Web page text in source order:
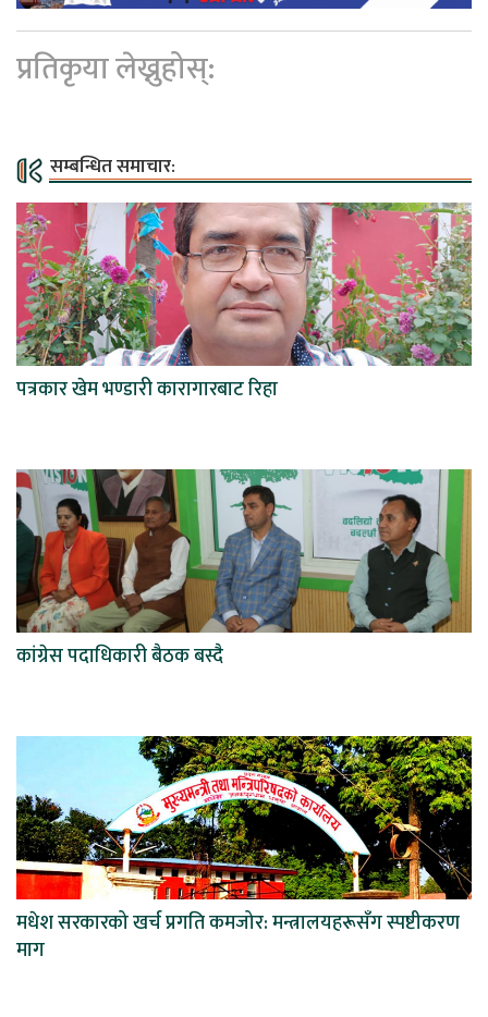
प्रतिकृया लेख्नुहोस्:
सम्बन्धित समाचार:
पत्रकार खेम भण्डारी कारागारबाट रिहा
कांग्रेस पदाधिकारी बैठक बस्दै
मधेश सरकारको खर्च प्रगति कमजोर: मन्त्रालयहरूसँग स्पष्टीकरण
माग